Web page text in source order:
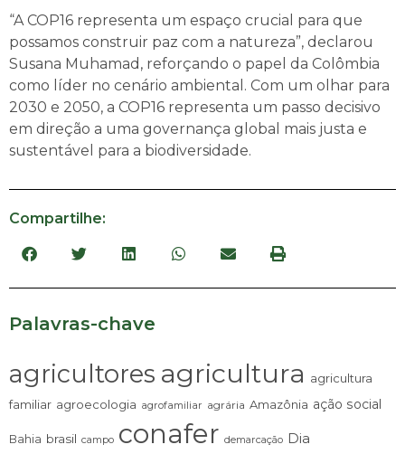
“A COP16 representa um espaço crucial para que
possamos construir paz com a natureza”, declarou
Susana Muhamad, reforçando o papel da Colômbia
como líder no cenário ambiental. Com um olhar para
2030 e 2050, a COP16 representa um passo decisivo
em direção a uma governança global mais justa e
sustentável para a biodiversidade.
Compartilhe:
Palavras-chave
agricultores agricultura agricultura
familiar agroecologia agrofamiliar agrária Amazônia ação social
Bahia brasil campo conafer demarcação Dia